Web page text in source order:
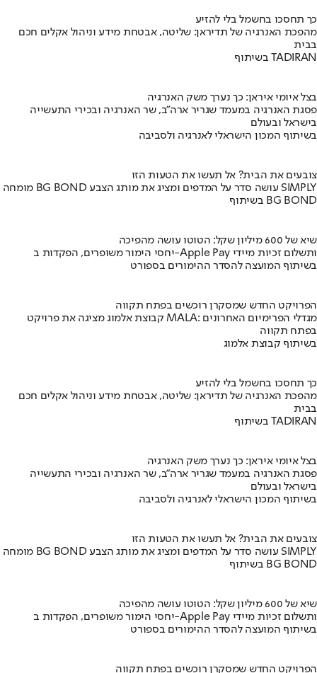
כך תחסכו בחשמל בלי להזיע
מהפכת האנרגיה של תדיראן: שליטה, אבטחת מידע וניהול אקלים חכם
בבית
בשיתוף TADIRAN
בצל איומי איראן: כך נערך משק האנרגיה
פסגת האנרגיה במעמד שגריר ארה"ב, שר האנרגיה ובכירי התעשייה
בישראל ובעולם
בשיתוף המכון הישראלי לאנרגיה ולסביבה
צובעים את הבית? אל תעשו את הטעות הזו
מומחה BG BOND עושה סדר על המדפים ומציג את מותג הצבע SIMPLY
בשיתוף BG BOND
שיא של 600 מיליון שקל: הטוטו עושה מהפיכה
יחסי הימור משופרים, הפקדות ב-Apple Pay ותשלום זכיות מיידי
בשיתוף המועצה להסדר ההימורים בספורט
הפרויקט החדש שמסקרן רוכשים בפתח תקווה
קבוצת אלמוג מציגה את פרויקט MALA: מגדלי הפרימיום האחרונים
בפתח תקווה
בשיתוף קבוצת אלמוג
כך תחסכו בחשמל בלי להזיע
מהפכת האנרגיה של תדיראן: שליטה, אבטחת מידע וניהול אקלים חכם
בבית
בשיתוף TADIRAN
בצל איומי איראן: כך נערך משק האנרגיה
פסגת האנרגיה במעמד שגריר ארה"ב, שר האנרגיה ובכירי התעשייה
בישראל ובעולם
בשיתוף המכון הישראלי לאנרגיה ולסביבה
צובעים את הבית? אל תעשו את הטעות הזו
מומחה BG BOND עושה סדר על המדפים ומציג את מותג הצבע SIMPLY
בשיתוף BG BOND
שיא של 600 מיליון שקל: הטוטו עושה מהפיכה
יחסי הימור משופרים, הפקדות ב-Apple Pay ותשלום זכיות מיידי
בשיתוף המועצה להסדר ההימורים בספורט
הפרויקט החדש שמסקרן רוכשים בפתח תקווה